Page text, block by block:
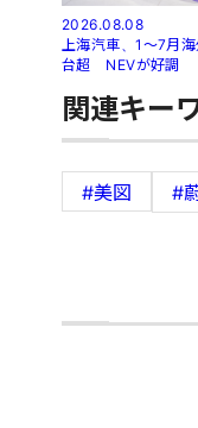
2026.08.08
上海汽車、1～7月
台超 NEVが好調
関連キー
#美図 #